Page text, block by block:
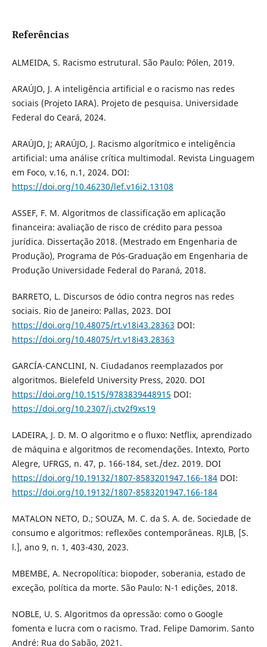
Referências
ALMEIDA, S. Racismo estrutural. São Paulo: Pólen, 2019.
ARAÚJO, J. A inteligência artificial e o racismo nas redes
sociais (Projeto IARA). Projeto de pesquisa. Universidade
Federal do Ceará, 2024.
ARAÚJO, J; ARAÚJO, J. Racismo algorítmico e inteligência
artificial: uma análise crítica multimodal. Revista Linguagem
em Foco, v.16, n.1, 2024. DOI:
https://doi.org/10.46230/lef.v16i2.13108
ASSEF, F. M. Algoritmos de classificação em aplicação
financeira: avaliação de risco de crédito para pessoa
jurídica. Dissertação 2018. (Mestrado em Engenharia de
Produção), Programa de Pós-Graduação em Engenharia de
Produção Universidade Federal do Paraná, 2018.
BARRETO, L. Discursos de ódio contra negros nas redes
sociais. Rio de Janeiro: Pallas, 2023. DOI
https://doi.org/10.48075/rt.v18i43.28363 DOI:
https://doi.org/10.48075/rt.v18i43.28363
GARCÍA-CANCLINI, N. Ciudadanos reemplazados por
algoritmos. Bielefeld University Press, 2020. DOI
https://doi.org/10.1515/9783839448915 DOI:
https://doi.org/10.2307/j.ctv2f9xs19
LADEIRA, J. D. M. O algoritmo e o fluxo: Netflix, aprendizado
de máquina e algoritmos de recomendações. Intexto, Porto
Alegre, UFRGS, n. 47, p. 166-184, set./dez. 2019. DOI
https://doi.org/10.19132/1807-8583201947.166-184DOI:
https://doi.org/10.19132/1807-8583201947.166-184
MATALON NETO, D.; SOUZA, M. C. da S. A. de. Sociedade de
consumo e algoritmos: reflexões contemporâneas. RJLB, [S.
l.], ano 9, n. 1, 403-430, 2023.
MBEMBE, A. Necropolítica: biopoder, soberania, estado de
exceção, política da morte. São Paulo: N-1 edições, 2018.
NOBLE, U. S. Algoritmos da opressão: como o Google
fomenta e lucra com o racismo. Trad. Felipe Damorim. Santo
André: Rua do Sabão, 2021.